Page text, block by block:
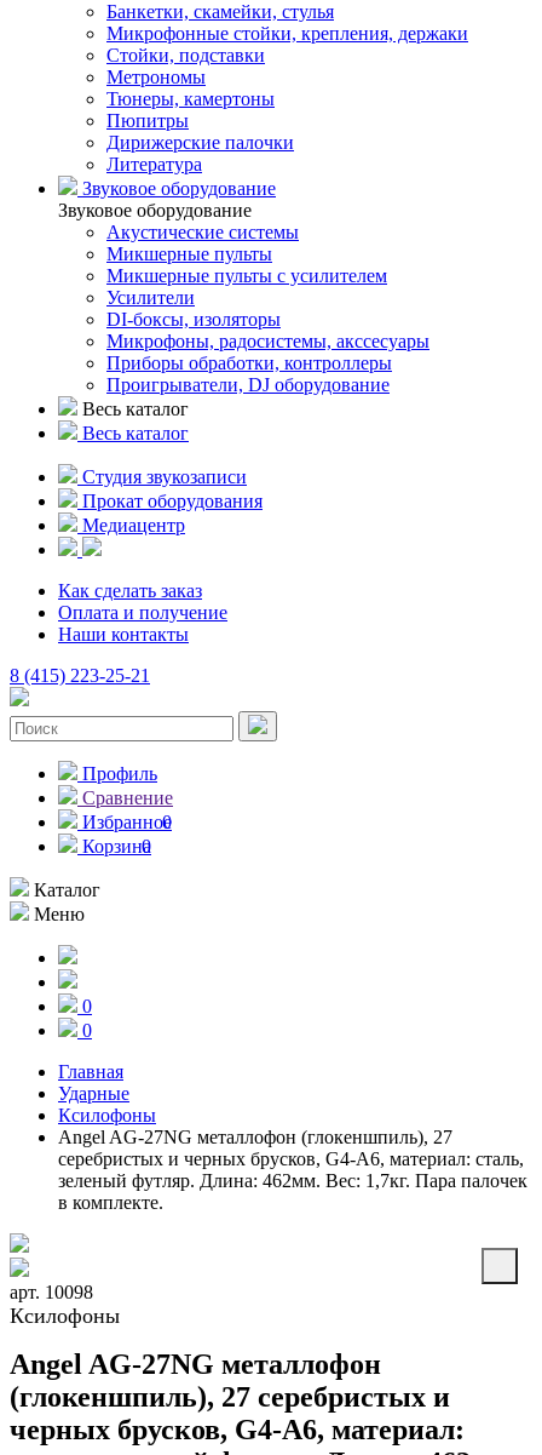
Банкетки, скамейки, стулья
Микрофонные стойки, крепления, держаки
Стойки, подставки
Метрономы
Тюнеры, камертоны
Пюпитры
Дирижерские палочки
Литература
Звуковое оборудование
Звуковое оборудование
Акустические системы
Микшерные пульты
Микшерные пульты с усилителем
Усилители
DI-боксы, изоляторы
Микрофоны, радосистемы, акссесуары
Приборы обработки, контроллеры
Проигрыватели, DJ оборудование
Весь каталог
Весь каталог
Студия звукозаписи
Прокат оборудования
Медиацентр
Как сделать заказ
Оплата и получение
Наши контакты
8 (415) 223-25-21
Профиль
Сравнение
Избранное
0
Корзина
0
Каталог
Меню
0
0
Главная
Ударные
Ксилофоны
Angel AG-27NG металлофон (глокеншпиль), 27
серебристых и черных брусков, G4-А6, материал: сталь,
зеленый футляр. Длина: 462мм. Вес: 1,7кг. Пара палочек
в комплекте.
арт. 10098
Ксилофоны
Angel AG-27NG металлофон
(глокеншпиль), 27 серебристых и
черных брусков, G4-А6, материал: